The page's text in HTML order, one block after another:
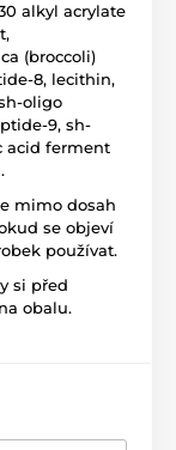
alkyl acrylate
(broccoli)
8, lecithin,
oligo
9, sh-
acid ferment
mimo dosah
se objeví
používat.
si před
obalu.